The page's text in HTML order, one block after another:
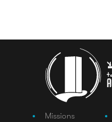
Missions